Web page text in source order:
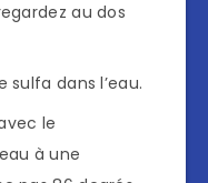
au dos
sulfa dans l’eau.
le
à une